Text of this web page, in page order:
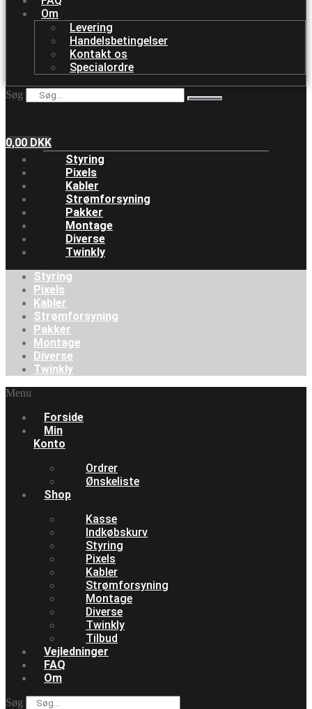
Om
Levering
Handelsbetingelser
Kontakt os
Specialordre
Søg
0,00 DKK
Styring
Pixels
Kabler
Strømforsyning
Pakker
Montage
Diverse
Twinkly
Styring
Pixels
Kabler
Strømforsyning
Pakker
Montage
Diverse
Twinkly
Menu
Forside
Min
Konto
Ordrer
Ønskeliste
Shop
Kasse
Indkøbskurv
Styring
Pixels
Kabler
Strømforsyning
Montage
Diverse
Twinkly
Tilbud
Vejledninger
FAQ
Om
Søg